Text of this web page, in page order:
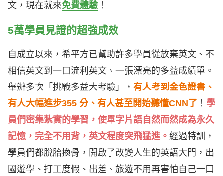
文，現在就來免費體驗 ！
5萬學員見證的超強成效
自成立以來，希平方已幫助許多學員從放棄英文、不
相信英文到一口流利英文、一張漂亮的多益成績單。
舉辦多次「挑戰多益大考驗」， 有人考到金色證書、
有人大幅進步355 分、有人甚至開始聽懂CNN了 ！ 學
員們密集紮實的學習，使單字片語自然而然成為永久
記憶，完全不用背，英文程度突飛猛進。 經過特訓，
學員們都脫胎換骨，開啟了改變人生的英語大門，出
國遊學、打工度假、出差、旅遊不用再害怕自己一口